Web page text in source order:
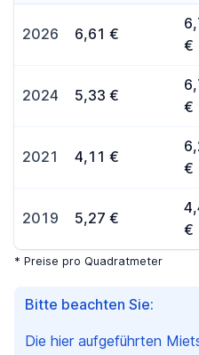
Bitte beachten Sie:
Die hier aufgeführten
2026 6,61 €
€
2024 5,33 €
€
2021 4,11 €
€
2019 5,27 €
€
* Preise pro Quadratmeter